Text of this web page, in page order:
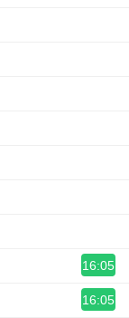
16:05
16:05